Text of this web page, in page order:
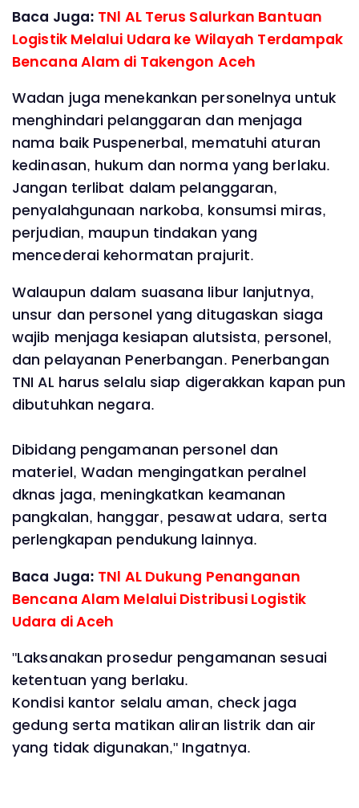
Baca Juga: TNl AL Terus Salurkan Bantuan
Logistik Melalui Udara ke Wilayah Terdampak
Bencana Alam di Takengon Aceh
Wadan juga menekankan personelnya untuk
menghindari pelanggaran dan menjaga
nama baik Puspenerbal, mematuhi aturan
kedinasan, hukum dan norma yang berlaku.
Jangan terlibat dalam pelanggaran,
penyalahgunaan narkoba, konsumsi miras,
perjudian, maupun tindakan yang
mencederai kehormatan prajurit.
Walaupun dalam suasana libur lanjutnya,
unsur dan personel yang ditugaskan siaga
wajib menjaga kesiapan alutsista, personel,
dan pelayanan Penerbangan. Penerbangan
TNI AL harus selalu siap digerakkan kapan pun
dibutuhkan negara.
Dibidang pengamanan personel dan
materiel, Wadan mengingatkan peralnel
dknas jaga, meningkatkan keamanan
pangkalan, hanggar, pesawat udara, serta
perlengkapan pendukung lainnya.
Baca Juga: TNl AL Dukung Penanganan
Bencana Alam Melalui Distribusi Logistik
Udara di Aceh
"Laksanakan prosedur pengamanan sesuai
ketentuan yang berlaku.
Kondisi kantor selalu aman, check jaga
gedung serta matikan aliran listrik dan air
yang tidak digunakan," Ingatnya.